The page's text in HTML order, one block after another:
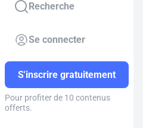
Recherche
Se connecter
S'inscrire gratuitement
Pour profiter de 10 contenus
offerts.